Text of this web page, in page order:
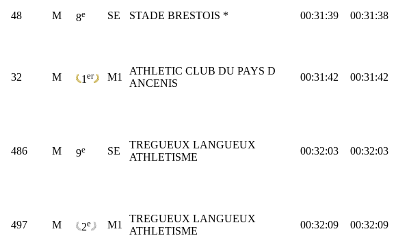
48 M 8e SE STADE BRESTOIS * 00:31:39 00:31:38
32 M 1 er M1
ATHLETIC CLUB DU PAYS D
ANCENIS
00:31:42 00:31:42
486 M 9e SE
TREGUEUX LANGUEUX
ATHLETISME
00:32:03 00:32:03
497 M 2e M1
TREGUEUX LANGUEUX
ATHLETISME
00:32:09 00:32:09